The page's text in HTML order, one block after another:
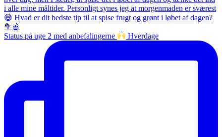
Status på uge 2 med anbefalingerne Hverdage